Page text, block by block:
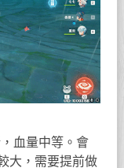
血量中等。會
大，需要提前做